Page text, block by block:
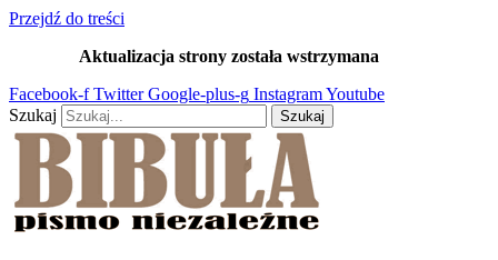
Przejdź do treści
Aktualizacja strony została wstrzymana
Facebook-f Twitter Google-plus-g InstagramYoutube
Szukaj
Szukaj